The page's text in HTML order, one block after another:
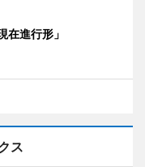
在進行形」
ス